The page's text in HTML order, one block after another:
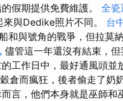
假期提供免費維護。 全瓷
與Dedike照片不同。 台
和與號角的戰爭，但拉莫
儘管這一年還沒有結束，
工作日中，最好通風頭並
倉而瘋狂，後者偷走了奶
言，他們本身就是巫師